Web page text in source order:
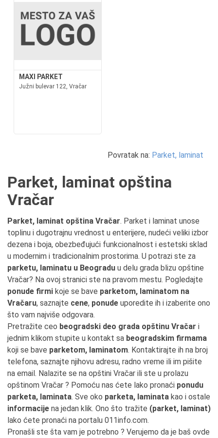
MAXI PARKET
Južni bulevar 122, Vračar
Povratak na: Parket, laminat
Parket, laminat opština
Vračar
Parket, laminat opština Vračar. Parket i laminat unose
toplinu i dugotrajnu vrednost u enterijere, nudeći veliki izbor
dezena i boja, obezbeđujući funkcionalnost i estetski sklad
u modernim i tradicionalnim prostorima. U potrazi ste za
parketu, laminatu u Beogradu u delu grada blizu opštine
Vračar? Na ovoj stranici ste na pravom mestu. Pogledajte
ponude firmi koje se bave parketom, laminatom na
Vračaru, saznajte cene, ponude uporedite ih i izaberite ono
što vam najviše odgovara.
Pretražite ceo beogradski deo grada opštinu Vračar i
jednim klikom stupite u kontakt sa beogradskim firmama
koji se bave parketom, laminatom. Kontaktirajte ih na broj
telefona, saznajte njihovu adresu, radno vreme ili im pišite
na email. Nalazite se na opštini Vračar ili ste u prolazu
opštinom Vračar ? Pomoću nas ćete lako pronaći ponudu
parketa, laminata. Sve oko parketa, laminata kao i ostale
informacije na jedan klik. Ono što tražite (parket, laminat)
lako ćete pronaći na portalu 011info.com.
Pronašli ste šta vam je potrebno ? Verujemo da je baš ovde